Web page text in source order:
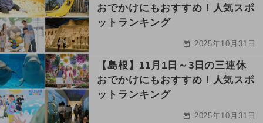
おでかけにもおすすめ！人気スポ
ットランキング
2025年10月31日
【島根】11月1日～3日の三連休
おでかけにもおすすめ！人気スポ
ットランキング
2025年10月31日